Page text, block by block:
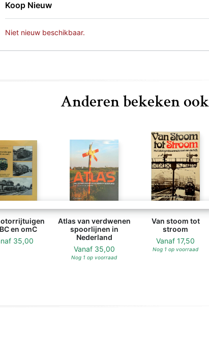
Koop Nieuw
Niet nieuw beschikbaar.
Anderen bekeken ook
en omC
35,00
Atlas van verdwenen
spoorlijnen in
Nederland
Vanaf 35,00
Nog 1 op voorraad
Van stoom tot
stroom
Vanaf 17,50
Nog 1 op voorraad